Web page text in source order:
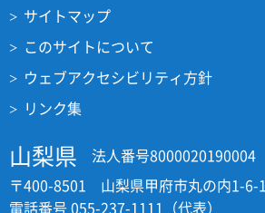
サイトマップ
このサイトについて
ウェブアクセシビリティ方針
リンク集
山梨県
法人番号8000020190004
〒400-8501 山梨県甲府市丸の内1-6-1
電話番号 055-237-1111（代表）